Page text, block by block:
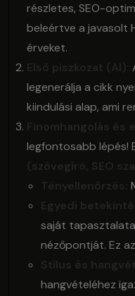
részletes, SEO-
beleértve a javasolt
érveket.
Első piszkozat (AI):
legenerálja a cikk
kiindulási alap, ami
Finomhangolás
legfontosabb lépés!
(szövegíró, SEO
Tényellenőrzés:
Egyedi
saját
nézőpontját. Ez
Stílus és
hangvételéhez